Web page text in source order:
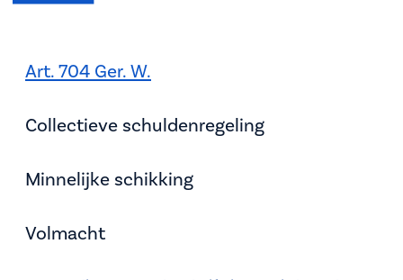
Art. 704 Ger. W.
Collectieve schuldenregeling
Minnelijke schikking
Volmacht